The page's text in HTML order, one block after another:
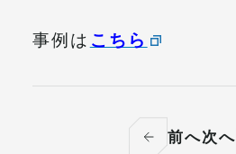
事例は こちら
前へ次へ